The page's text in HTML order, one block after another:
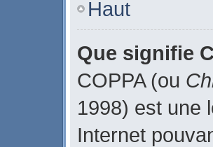
Haut
Que signifie
COPPA (ou
1998) est une
Internet